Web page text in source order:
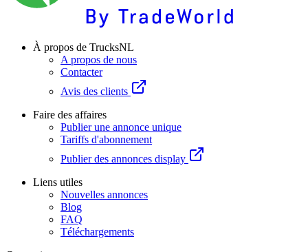
À propos de TrucksNL
A propos de nous
Contacter
Avis des clients
Faire des affaires
Publier une annonce unique
Tariffs d'abonnement
Publier des annonces display
Liens utiles
Nouvelles annonces
Blog
FAQ
Téléchargements